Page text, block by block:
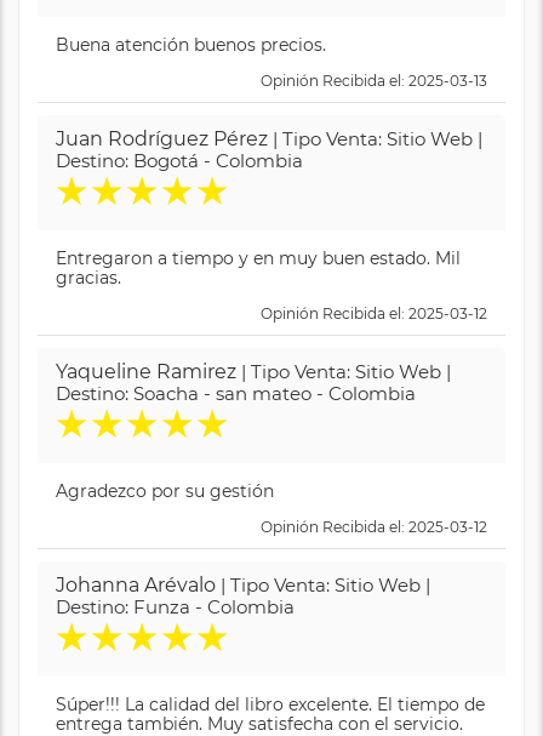
Buena atención buenos precios.
Opinión Recibida el: 2025-03-13
Juan Rodríguez Pérez | Tipo Venta: Sitio Web |
Destino: Bogotá - Colombia
★★★★★
Entregaron a tiempo y en muy buen estado. Mil
gracias.
Opinión Recibida el: 2025-03-12
Yaqueline Ramirez | Tipo Venta: Sitio Web |
Destino: Soacha - san mateo - Colombia
★★★★★
Agradezco por su gestión
Opinión Recibida el: 2025-03-12
Johanna Arévalo | Tipo Venta: Sitio Web |
Destino: Funza - Colombia
★★★★★
Súper!!! La calidad del libro excelente. El tiempo de
entrega también. Muy satisfecha con el servicio.